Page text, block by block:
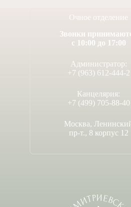
Очное отделение
Звонки
с 10:00 до 17:00
Администратор:
+7 (963) 612-444-2
Канцелярия:
+7 (499) 705-88-40
Москва,
пр-т., 8 корпус 12